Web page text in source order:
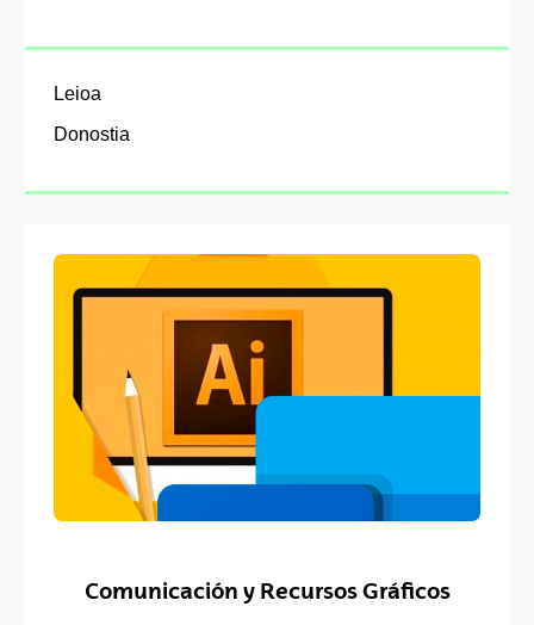
Leioa
Donostia
Comunicación y Recursos Gráficos